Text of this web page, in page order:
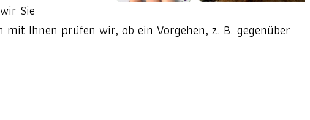
Sie
mit Ihnen prüfen wir, ob ein Vorgehen, z. B. gegenüber